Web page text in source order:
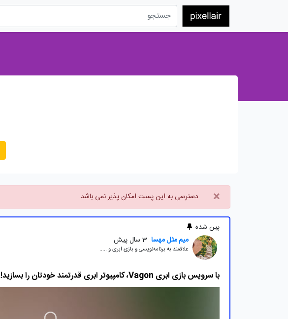
× دسترسی به این پست امکان پذیر نمی باشد
پین شده
میم مثل مهسا 3 سال پیش
علاقمند به برنامه‌نویسی و بازی ابری و .....
با سرویس بازی ابری Vagon، کامپیوتر ابری قدرتمند خودتان را بسازید!